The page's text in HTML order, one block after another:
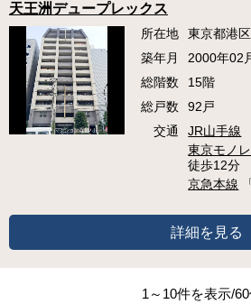
天王洲デュープレックス
所在地
東京都港
築年月
2000年02
総階数
15階
総戸数
92戸
交通
JR山手線
東京モノ
徒歩12分
京急本線
詳細を見る
1～10件を表示/